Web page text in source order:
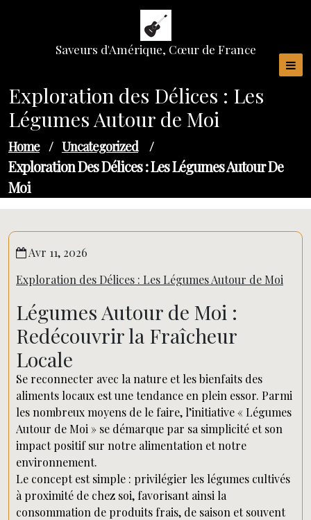
Saveurs d'Amérique, Cœur de France
Exploration des Délices : Les
Légumes Autour de Moi
Home / Uncategorized /
Exploration Des Délices : Les Légumes Autour De
Moi
Avr 11, 2026
Exploration des Délices : Les Légumes Autour de Moi
Légumes Autour de Moi :
Redécouvrir la Fraîcheur
Locale
Se reconnecter avec la nature et les bienfaits des
aliments locaux est une tendance en plein essor. Parmi
les nombreux moyens de le faire, l’initiative « Légumes
Autour de Moi » se démarque par sa simplicité et son
impact positif sur notre alimentation et notre
environnement.
Le concept est simple : privilégier les légumes cultivés
à proximité de chez soi, favorisant ainsi la
consommation de produits frais, de saison et souvent